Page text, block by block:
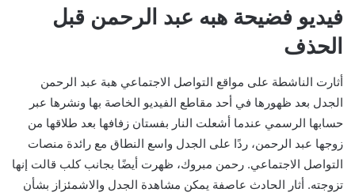
فيديو فضيحة هبه عبد الرحمن قبل
الحذف
أثارت الناشطة على مواقع التواصل الاجتماعي هبة عبد الرحمن
الجدل بعد ظهورها في أحد مقاطع الفيديو الخاصة بها ونشرها عبر
حسابها الرسمي عندما أشعلت النار بفستان زفافها بعد طلاقها من
زوجها عبد الرحمن، ردًا على الجدل واسع النطاق مع رائدة منصات
التواصل الاجتماعي. رحمن مبروك، ظهرت أيضًا بجانب كلب قالت إنها
تزوجته. أثار الحادث عاصفة يمكن مشاهدة الجدل والاشمئزاز بشأن